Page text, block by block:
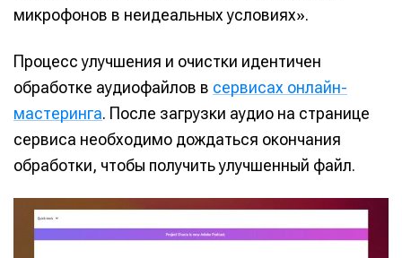
микрофонов в неидеальных условиях».
Процесс улучшения и очистки идентичен
обработке аудиофайлов в сервисах онлайн-
мастеринга. После загрузки аудио на странице
сервиса необходимо дождаться окончания
обработки, чтобы получить улучшенный файл.